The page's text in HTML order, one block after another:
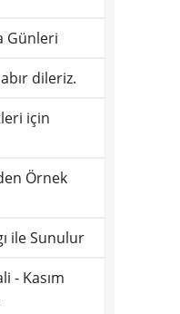
Günleri
dileriz.
için
Örnek
ile Sunulur
- Kasım